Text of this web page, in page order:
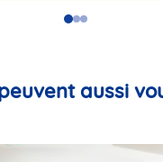
GoGoGo
aussi